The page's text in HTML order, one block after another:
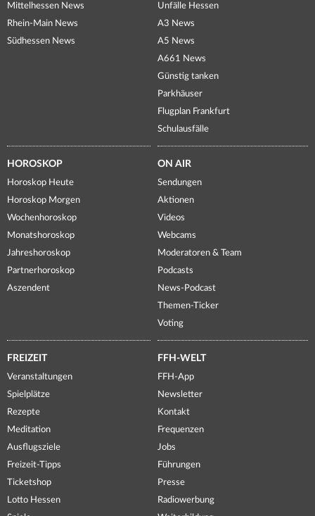
Mittelhessen News
Rhein-Main News
Südhessen News
Unfälle Hessen
A3 News
A5 News
A661 News
Günstig tanken
Parkhäuser
Flugplan Frankfurt
Schulausfälle
HOROSKOP
Horoskop Heute
Horoskop Morgen
Wochenhoroskop
Monatshoroskop
Jahreshoroskop
Partnerhoroskop
Aszendent
ON AIR
Sendungen
Aktionen
Videos
Webcams
Moderatoren & Team
Podcasts
News-Podcast
Themen-Ticker
Voting
FREIZEIT
Veranstaltungen
Spielplätze
Rezepte
Meditation
Ausflugsziele
Freizeit-Tipps
Ticketshop
Lotto Hessen
FFH-WELT
FFH-App
Newsletter
Kontakt
Frequenzen
Jobs
Führungen
Presse
Radiowerbung